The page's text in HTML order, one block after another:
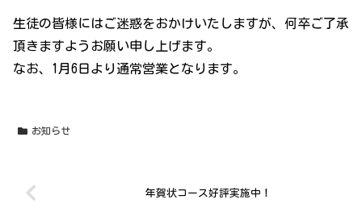
生徒の皆様にはご迷惑をおかけいたしますが、何卒ご了承
頂きますようお願い申し上げます。
なお、1月6日より通常営業となります。
お知らせ
年賀状コース好評実施中！